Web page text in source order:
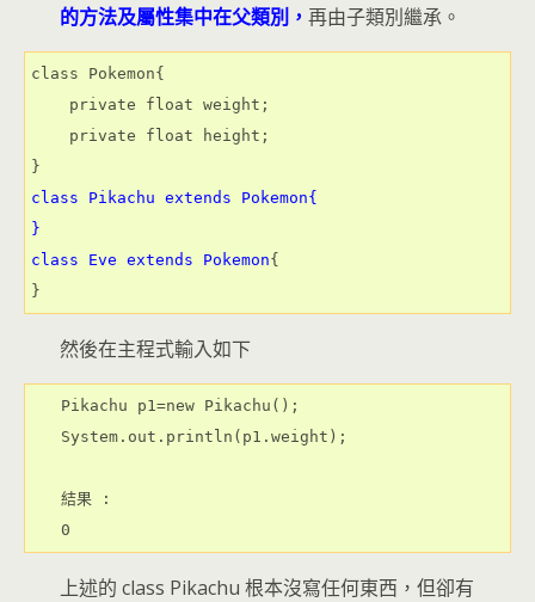
的方法及屬性集中在父類別， 再由子類別繼承。
class Pokemon{
    private float weight;
    private float height;
class Pikachu extends Pokemon{
}
class Eve extends Pokemon{
然後在主程式輸入如下
Pikachu p1=new Pikachu();
System.out.println(p1.weight);
結果 :
0
上述的 class Pikachu 根本沒寫任何東西，但卻有